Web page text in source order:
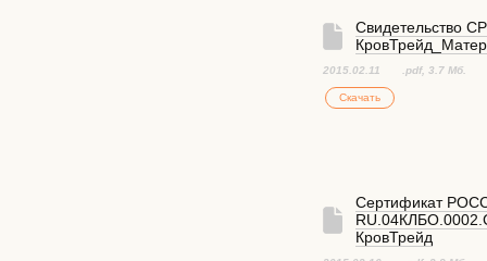
Свидетельство
2015.02.11 .pdf, 3.7 Мб.
Скачать
Cертификат
КровТрейд